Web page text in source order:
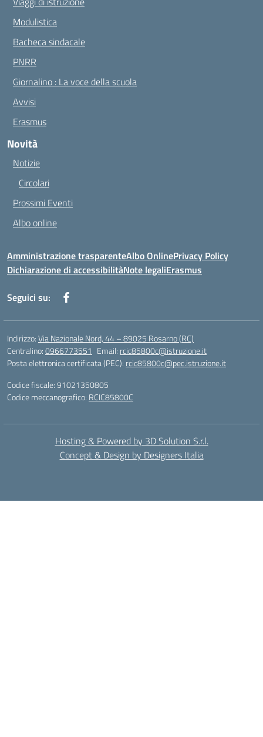
Modulistica
Bacheca sindacale
PNRR
Giornalino : La voce della scuola
Avvisi
Erasmus
Novità
Notizie
Circolari
Prossimi Eventi
Albo online
Amministrazione trasparenteAlbo OnlinePrivacy Policy
Dichiarazione di accessibilitàNote legaliErasmus
Seguici su:
Indirizzo:Via Nazionale Nord, 44 – 89025 Rosarno (RC)
Centralino:0966773551 Email: rcic85800c@istruzione.it
Posta elettronica certificata (PEC): rcic85800c@pec.istruzione.it
Codice fiscale: 91021350805
Codice meccanografico: RCIC85800C
Hosting & Powered by 3D Solution S.r.l.
Concept & Design by Designers Italia